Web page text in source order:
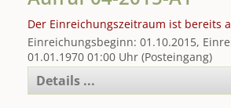
Der Einreichungszeitraum ist bereits
Einreichungsbeginn: 01.10.2015,
01.01.1970 01:00 Uhr (Posteingang)
Details ...